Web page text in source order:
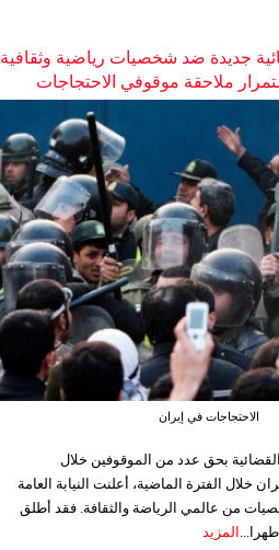
جديدة ضد شخصيات رياضية وثقافية
ملاحقة موقوفي الاحتجاجات
الاحتجاجات في إيران
بحق عدد من الموقوفين خلال
خلال الفترة الماضية، أعلنت النيابة العامة
من عالمي الرياضة والثقافة. فقد أطلق
المزيد